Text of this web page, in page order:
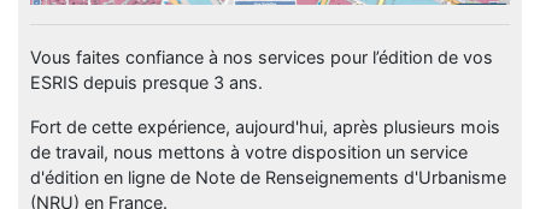
Vous faites confiance à nos services pour l’édition de vos
ESRIS depuis presque 3 ans.
Fort de cette expérience, aujourd'hui, après plusieurs mois
de travail, nous mettons à votre disposition un service
d'édition en ligne de Note de Renseignements d'Urbanisme
(NRU) en France.